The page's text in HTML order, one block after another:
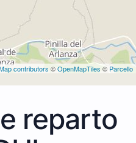
contributors ©OpenMapTiles © Parcello
reparto